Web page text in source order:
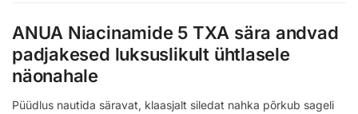
ANUA Niacinamide 5 TXA sära andvad
padjakesed luksuslikult ühtlasele
näonahale
Püüdlus nautida säravat, klaasjalt siledat nahka põrkub sageli